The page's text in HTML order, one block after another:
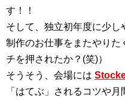
す！！
そして、独立初年度に少し
制作のお仕事をまたやり
チを押されたか？(笑)）
そうそう、会場には
「はてぶ」されるコツや